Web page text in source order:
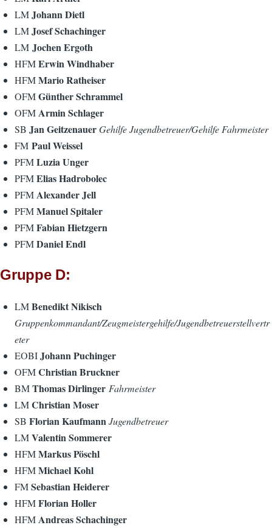
LMJohann Dietl
LMJosef Schachinger
LM Jochen Ergoth
HFMErwin Windhaber
HFMMario Ratheiser
OFMGünther Schrammel
OFMArmin Schlager
SB Jan GeitzenauerGehilfe Jugendbetreuer/Gehilfe Fahrmeister
FM Paul Weissel
PFMLuzia Unger
PFMElias Hadrobolec
PFMAlexander Jell
PFMManuel Spitaler
PFMFabian Hietzgern
PFMDaniel Endl
Gruppe D:
LMBenedikt Nikisch
Gruppenkommandant/Zeugmeistergehilfe/Jugendbetreuerstellvertr
eter
EOBIJohann Puchinger
OFMChristian Bruckner
BMThomas Dirlinger Fahrmeister
LMChristian Moser
SB Florian KaufmannJugendbetreuer
LMValentin Sommerer
HFMMarkus Pöschl
HFMMichael Kohl
FMSebastian Heiderer
HFMFlorian Holler
HFMAndreas Schachinger